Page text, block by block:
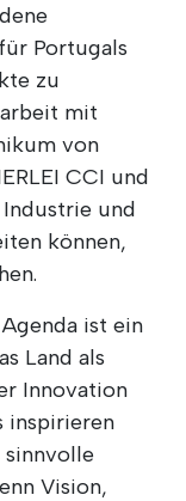
Portugals
zu
mit
von
CCI und
und
können,
ist ein
Land als
Innovation
inspirieren
sinnvolle
Vision,